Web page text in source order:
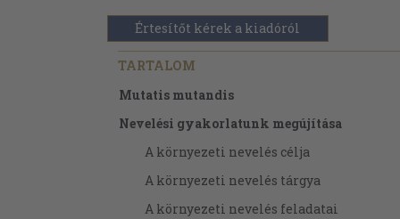
Értesítőt kérek a kiadóról
TARTALOM
Mutatis mutandis
Nevelési gyakorlatunk megújítása
A környezeti nevelés célja
A környezeti nevelés tárgya
A környezeti nevelés feladatai